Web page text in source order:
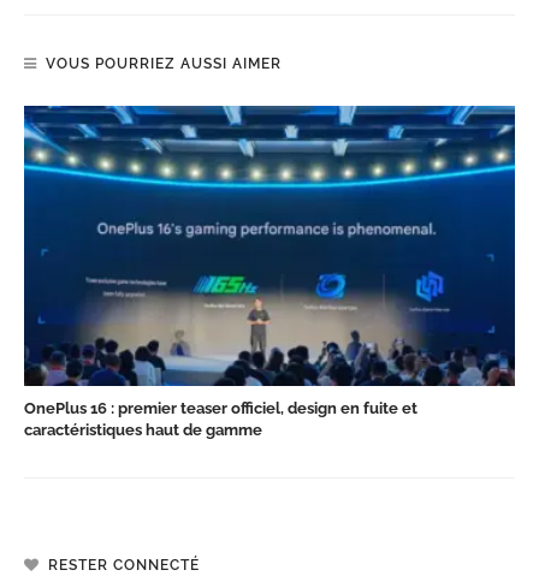
VOUS POURRIEZ AUSSI AIMER
OnePlus 16 : premier teaser officiel, design en fuite et
caractéristiques haut de gamme
RESTER CONNECTÉ